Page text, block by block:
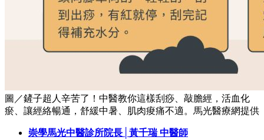
圖／鏟子超人辛苦了！中醫教你這樣刮痧、敲膽經，活血化
瘀、讓經絡暢通，舒緩中暑、肌肉痠痛不適。馬光醫療網提供
崇學馬光中醫診所院長│黃千瑞 中醫師